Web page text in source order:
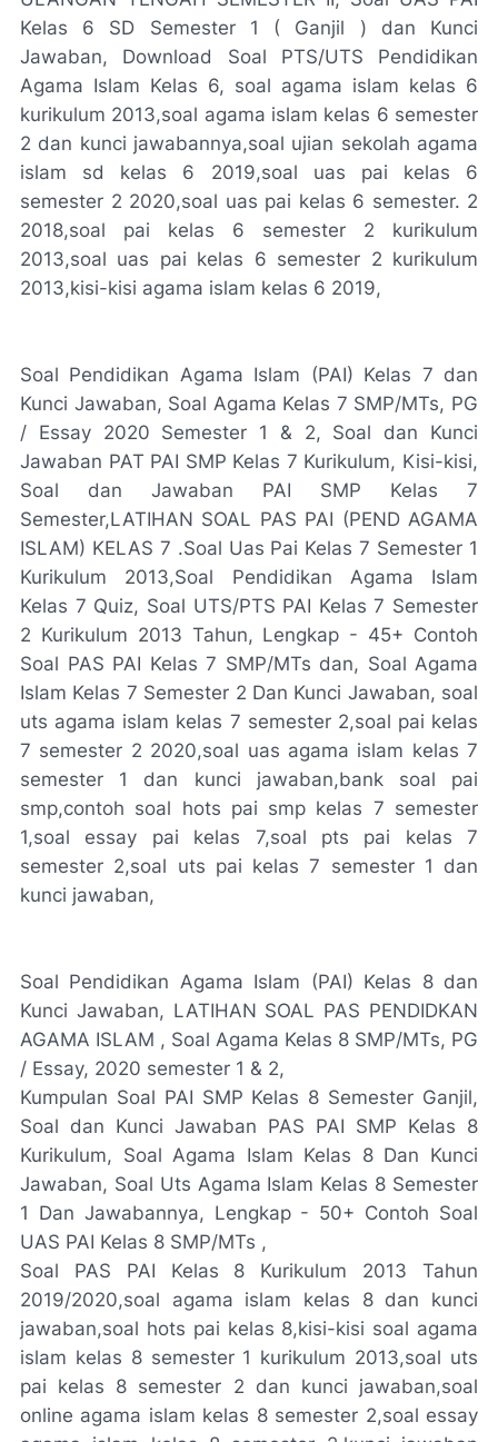
Kelas 6 SD Semester 1 ( Ganjil ) dan Kunci
Jawaban, Download Soal PTS/UTS Pendidikan
Agama Islam Kelas 6, soal agama islam kelas 6
kurikulum 2013,soal agama islam kelas 6 semester
2 dan kunci jawabannya,soal ujian sekolah agama
islam sd kelas 6 2019,soal uas pai kelas 6
semester 2 2020,soal uas pai kelas 6 semester. 2
2018,soal pai kelas 6 semester 2 kurikulum
2013,soal uas pai kelas 6 semester 2 kurikulum
2013,kisi-kisi agama islam kelas 6 2019,
Soal Pendidikan Agama Islam (PAI) Kelas 7 dan
Kunci Jawaban, Soal Agama Kelas 7 SMP/MTs, PG
/ Essay 2020 Semester 1 & 2, Soal dan Kunci
Jawaban PAT PAI SMP Kelas 7 Kurikulum, Kisi-kisi,
Soal dan Jawaban PAI SMP Kelas 7
Semester,LATIHAN SOAL PAS PAI (PEND AGAMA
ISLAM) KELAS 7 .Soal Uas Pai Kelas 7 Semester 1
Kurikulum 2013,Soal Pendidikan Agama Islam
Kelas 7 Quiz, Soal UTS/PTS PAI Kelas 7 Semester
2 Kurikulum 2013 Tahun, Lengkap - 45+ Contoh
Soal PAS PAI Kelas 7 SMP/MTs dan, Soal Agama
Islam Kelas 7 Semester 2 Dan Kunci Jawaban, soal
uts agama islam kelas 7 semester 2,soal pai kelas
7 semester 2 2020,soal uas agama islam kelas 7
semester 1 dan kunci jawaban,bank soal pai
smp,contoh soal hots pai smp kelas 7 semester
1,soal essay pai kelas 7,soal pts pai kelas 7
semester 2,soal uts pai kelas 7 semester 1 dan
kunci jawaban,
Soal Pendidikan Agama Islam (PAI) Kelas 8 dan
Kunci Jawaban, LATIHAN SOAL PAS PENDIDKAN
AGAMA ISLAM , Soal Agama Kelas 8 SMP/MTs, PG
/ Essay, 2020 semester 1 & 2,
Kumpulan Soal PAI SMP Kelas 8 Semester Ganjil,
Soal dan Kunci Jawaban PAS PAI SMP Kelas 8
Kurikulum, Soal Agama Islam Kelas 8 Dan Kunci
Jawaban, Soal Uts Agama Islam Kelas 8 Semester
1 Dan Jawabannya, Lengkap - 50+ Contoh Soal
UAS PAI Kelas 8 SMP/MTs ,
Soal PAS PAI Kelas 8 Kurikulum 2013 Tahun
2019/2020,soal agama islam kelas 8 dan kunci
jawaban,soal hots pai kelas 8,kisi-kisi soal agama
islam kelas 8 semester 1 kurikulum 2013,soal uts
pai kelas 8 semester 2 dan kunci jawaban,soal
online agama islam kelas 8 semester 2,soal essay